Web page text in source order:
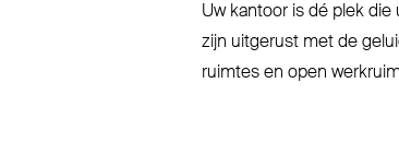
Uw kantoor is dé plek
zijn uitgerust met de
ruimtes en open